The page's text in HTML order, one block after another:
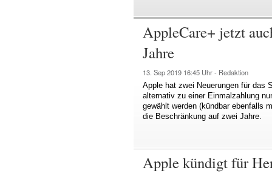
AppleCare+ jetzt
Jahre
13. Sep 2019 16:45 Uhr - Redaktion
Apple hat zwei Neuerungen für das
alternativ zu einer Einmalzahlung
gewählt werden (kündbar ebenfalls
die Beschränkung auf zwei Jahre.
Apple kündigt für